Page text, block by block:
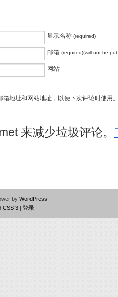
显示名称 (required)
邮箱 (required)(will not be
网站
地址和网站地址，以便下次评论时使用
来减少垃圾评论。
by WordPress
CSS 3 | 登录